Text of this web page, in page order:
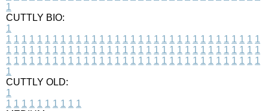
1
CUTTLY BIO:
1
1 1 1 1 1 1 1 1 1 1 1 1 1 1 1 1 1 1 1 1 1 1 1 1 1 1 1 1 1 1 1 1 1
1 1 1 1 1 1 1 1 1 1 1 1 1 1 1 1 1 1 1 1 1 1 1 1 1 1 1 1 1 1 1 1 1
1 1 1 1 1 1 1 1 1 1 1 1 1 1 1 1 1 1 1 1 1 1 1 1 1 1 1 1 1 1 1 1 1
1
CUTTLY OLD:
1
1 1 1 1 1 1 1 1 1 1